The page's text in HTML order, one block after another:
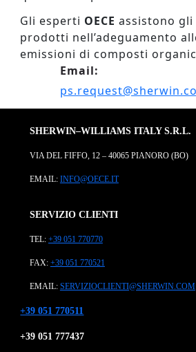
Gli esperti OECE assistono
prodotti nell’adeguamento
emissioni di composti
Email:
SHERWIN–WILLIAMS ITALY S.R.L.
VIA DEL FIFFO, 12 – 40065 PIANORO (BO)
EMAIL: INFO@OECE.IT
SERVIZIO CLIENTI
TEL: +39 051 770770
FAX: +39 051 770521
EMAIL: SERVIZIOCLIENTI@SHERWIN.COM
+39 051 770511
+39 051 777437